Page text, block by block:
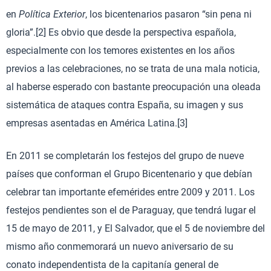
en Política Exterior, los bicentenarios pasaron “sin pena ni
gloria”.[2] Es obvio que desde la perspectiva española,
especialmente con los temores existentes en los años
previos a las celebraciones, no se trata de una mala noticia,
al haberse esperado con bastante preocupación una oleada
sistemática de ataques contra España, su imagen y sus
empresas asentadas en América Latina.[3]
En 2011 se completarán los festejos del grupo de nueve
países que conforman el Grupo Bicentenario y que debían
celebrar tan importante efemérides entre 2009 y 2011. Los
festejos pendientes son el de Paraguay, que tendrá lugar el
15 de mayo de 2011, y El Salvador, que el 5 de noviembre del
mismo año conmemorará un nuevo aniversario de su
conato independentista de la capitanía general de